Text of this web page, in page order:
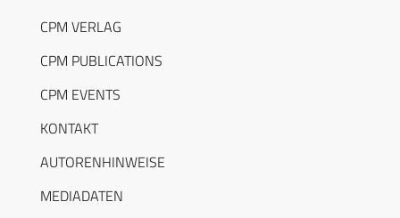
CPM VERLAG
CPM PUBLICATIONS
CPM EVENTS
KONTAKT
AUTORENHINWEISE
MEDIADATEN